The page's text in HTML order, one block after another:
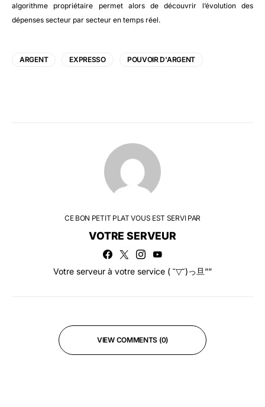
algorithme propriétaire permet alors de découvrir l’évolution des
dépenses secteur par secteur en temps réel.
ARGENT EXPRESSO POUVOIR D'ARGENT
CE BON PETIT PLAT VOUS EST SERVI PAR
VOTRE SERVEUR
Votre serveur à votre service ( ˘▽˘)っ旦””
VIEW COMMENTS (0)